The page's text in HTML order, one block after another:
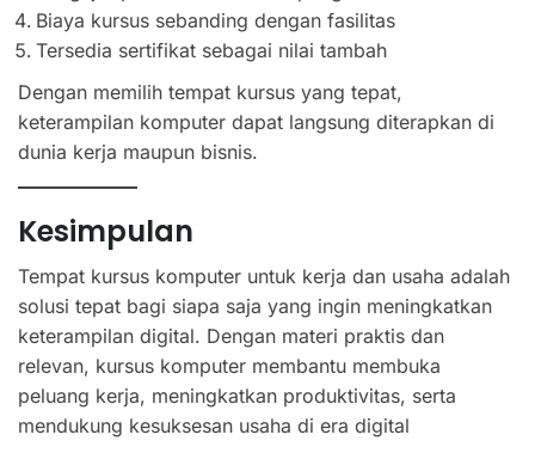
Biaya kursus sebanding dengan fasilitas
Tersedia sertifikat sebagai nilai tambah
Dengan memilih tempat kursus yang tepat,
keterampilan komputer dapat langsung diterapkan di
dunia kerja maupun bisnis.
Kesimpulan
Tempat kursus komputer untuk kerja dan usaha adalah
solusi tepat bagi siapa saja yang ingin meningkatkan
keterampilan digital. Dengan materi praktis dan
relevan, kursus komputer membantu membuka
peluang kerja, meningkatkan produktivitas, serta
mendukung kesuksesan usaha di era digital